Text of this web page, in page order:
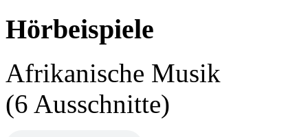
Hörbeispiele
Afrikanische Musik
(6 Ausschnitte)